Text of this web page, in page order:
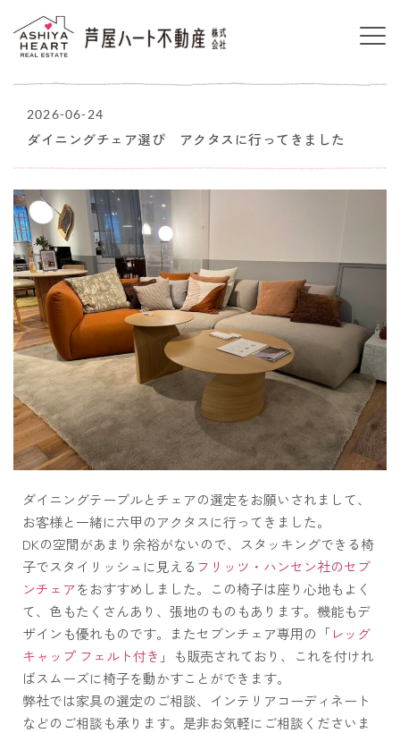
2026-06-24
ダイニングチェア選び アクタスに行ってきました
ダイニングテーブルとチェアの選定をお願いされまして、
お客様と一緒に六甲のアクタスに行ってきました。
DKの空間があまり余裕がないので、スタッキングできる椅
子でスタイリッシュに見える フリッツ・ハンセン社のセブ
ンチェアをおすすめしました。この椅子は座り心地もよく
て、色もたくさんあり、張地のものもあります。機能もデ
ザインも優れものです。またセブンチェア専用の「レッグ
キャップ フェルト付き 」も販売されており、これを付けれ
ばスムーズに椅子を動かすことができます。
弊社では家具の選定のご相談、インテリアコーディネート
などのご相談も承ります。是非お気軽にご相談くださいま